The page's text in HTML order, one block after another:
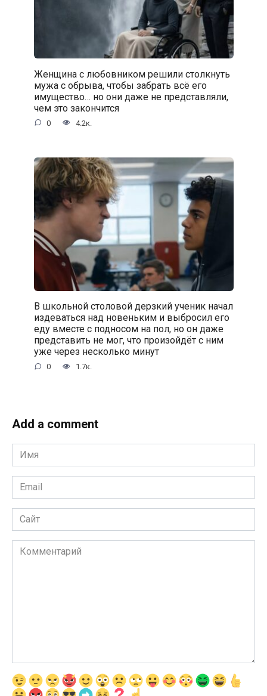
Женщина с любовником решили столкнуть
мужа с обрыва, чтобы забрать всё его
имущество… но они даже не представляли,
чем это закончится
0 4.2к.
В школьной столовой дерзкий ученик начал
издеваться над новеньким и выбросил его
еду вместе с подносом на пол, но он даже
представить не мог, что произойдёт с ним
уже через несколько минут
0 1.7к.
Add a comment
Имя
*
Email
*
Сайт
Комментарий